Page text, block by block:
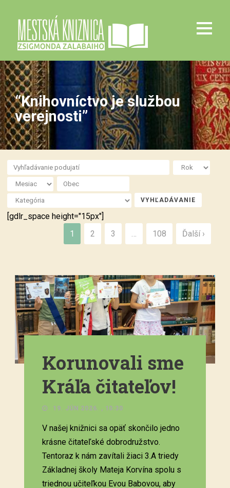
“Knihovníctvo je službou
verejnosti”
[gdlr_space height="15px"]
1
2 3 … 108 Ďalší ›
Korunovali sme
Kráľa čitateľov!
19. JÚN 2026. , 10:30
V našej knižnici sa opäť skončilo jedno
krásne čitateľské dobrodružstvo.
Tentoraz k nám zavítali žiaci 3.A triedy
Základnej školy Mateja Korvína spolu s
triednou učiteľkou Evou Babovou, aby